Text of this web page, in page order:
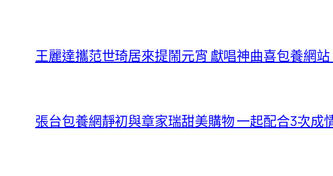
王麗達攜范世琦居來提鬧元宵 獻唱神曲喜包養網站
張台包養網靜初與章家瑞甜美購物 一起配合3次成